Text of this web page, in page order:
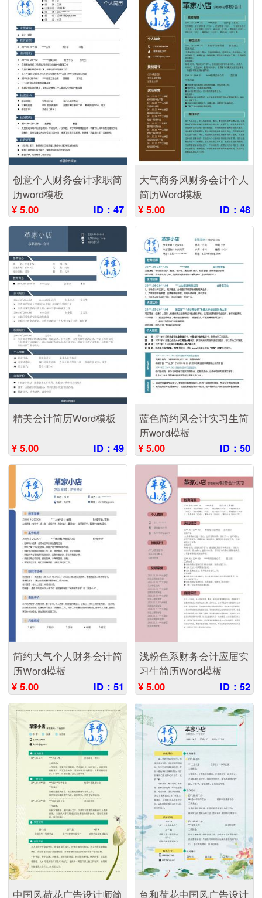
创意个人财务会计求职简
历word模板
¥ 5.00
ID：47
大气商务风财务会计个人
简历Word模板
¥ 5.00
ID：48
精美会计简历Word模板
¥ 5.00 ID：49
蓝色简约风会计实习生简
历word模板
¥ 5.00
ID：50
简约大气个人财务会计简
历Word模板
¥ 5.00
ID：51
浅粉色系财务会计应届实
习生简历Word模板
¥ 5.00
ID：52
中国风荷花广告设计师简 鱼和荷花中国风广告设计